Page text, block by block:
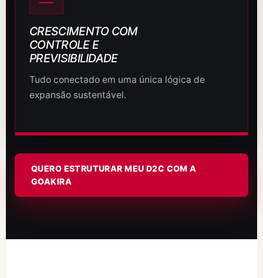
CRESCIMENTO COM
CONTROLE E
PREVISIBILIDADE
Tudo conectado em uma única lógica de
expansão sustentável.
QUERO ESTRUTURAR MEU D2C COM A
GOAKIRA